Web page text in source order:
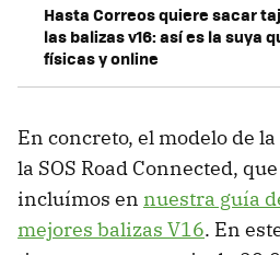
Hasta Correos quiere sacar
las balizas v16: así es la suya
físicas y online
En concreto, el modelo de
la SOS Road Connected,
incluímos en nuestra guía
mejores balizas V16. En